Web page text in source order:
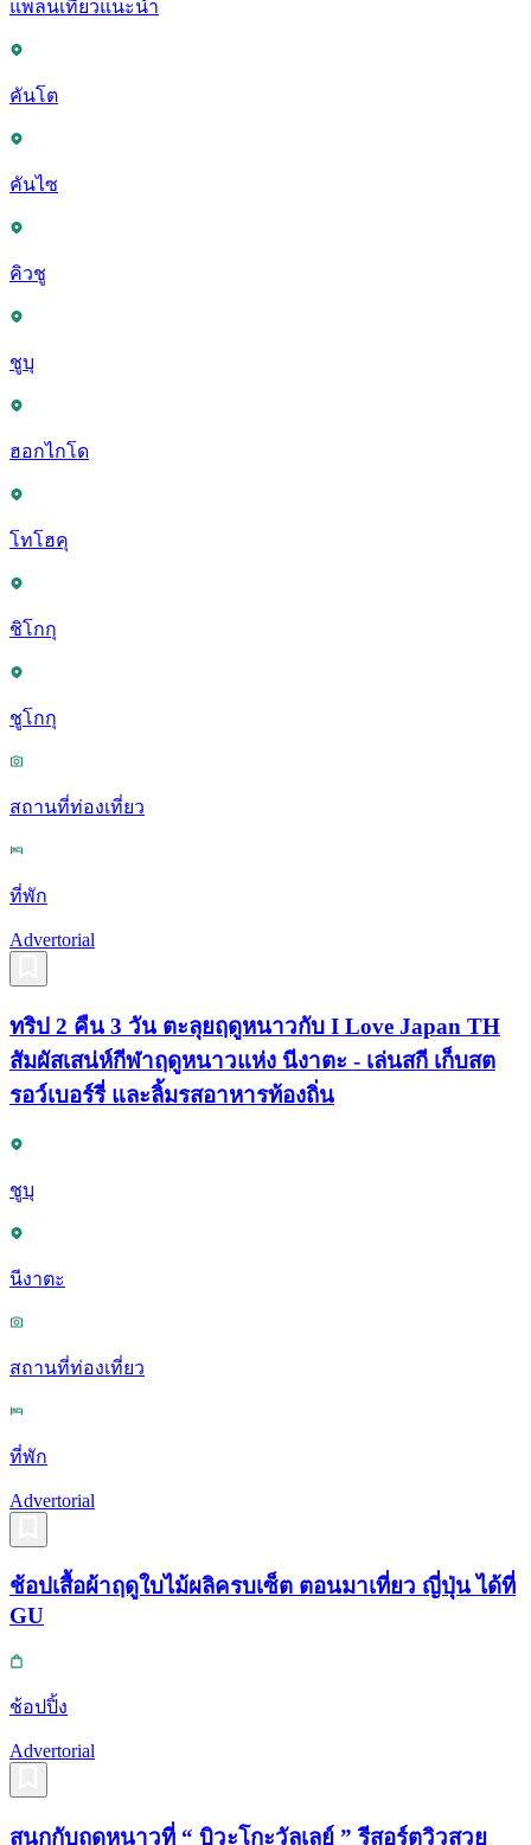
แพลนเที่ยวแนะนำ
คันโต
คันไซ
คิวชู
ชูบุ
ฮอกไกโด
โทโฮคุ
ชิโกกุ
ชูโกกุ
สถานที่ท่องเที่ยว
ที่พัก
Advertorial
ทริป 2 คืน 3 วัน ตะลุยฤดูหนาวกับ I Love Japan TH
สัมผัสเสน่ห์กีฬาฤดูหนาวแห่ง นีงาตะ - เล่นสกี เก็บสต
รอว์เบอร์รี่ และลิ้มรสอาหารท้องถิ่น
ชูบุ
นีงาตะ
สถานที่ท่องเที่ยว
ที่พัก
Advertorial
ช้อปเสื้อผ้าฤดูใบไม้ผลิครบเซ็ต ตอนมาเที่ยว ญี่ปุ่น ได้ที่
GU
ช้อปปิ้ง
Advertorial
สนุกกับฤดูหนาวที่ “ บิวะโกะวัลเลย์ ” รีสอร์ตวิวสวย